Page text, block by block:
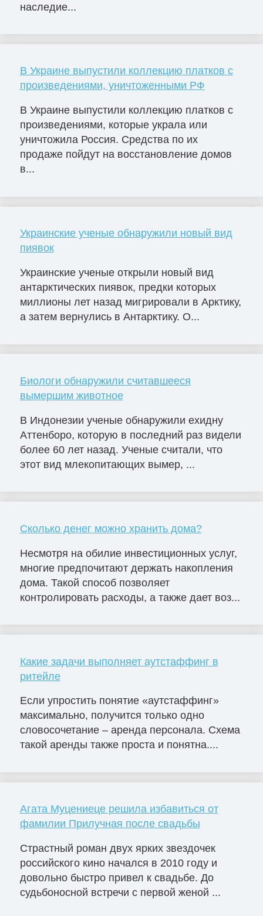
наследие...
В Украине выпустили коллекцию платков с
произведениями, уничтоженными РФ
В Украине выпустили коллекцию платков с
произведениями, которые украла или
уничтожила Россия. Средства по их
продаже пойдут на восстановление домов
в...
Украинские ученые обнаружили новый вид
пиявок
Украинские ученые открыли новый вид
антарктических пиявок, предки которых
миллионы лет назад мигрировали в Арктику,
а затем вернулись в Антарктику. О...
Биологи обнаружили считавшееся
вымершим животное
В Индонезии ученые обнаружили ехидну
Аттенборо, которую в последний раз видели
более 60 лет назад. Ученые считали, что
этот вид млекопитающих вымер, ...
Сколько денег можно хранить дома?
Несмотря на обилие инвестиционных услуг,
многие предпочитают держать накопления
дома. Такой способ позволяет
контролировать расходы, а также дает воз...
Какие задачи выполняет аутстаффинг в
ритейле
Если упростить понятие «аутстаффинг»
максимально, получится только одно
словосочетание – аренда персонала. Схема
такой аренды также проста и понятна....
Агата Муцениеце решила избавиться от
фамилии Прилучная после свадьбы
Страстный роман двух ярких звездочек
российского кино начался в 2010 году и
довольно быстро привел к свадьбе. До
судьбоносной встречи с первой женой ...